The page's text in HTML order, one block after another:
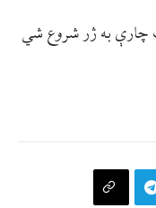
چارې به ژر شروع شي